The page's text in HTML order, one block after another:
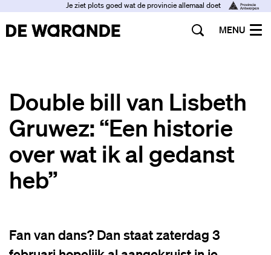
Je ziet plots goed wat de provincie allemaal doet
MENU
Double bill van Lisbeth
Gruwez: “Een historie
over wat ik al gedanst
heb”
Fan van dans? Dan staat zaterdag 3